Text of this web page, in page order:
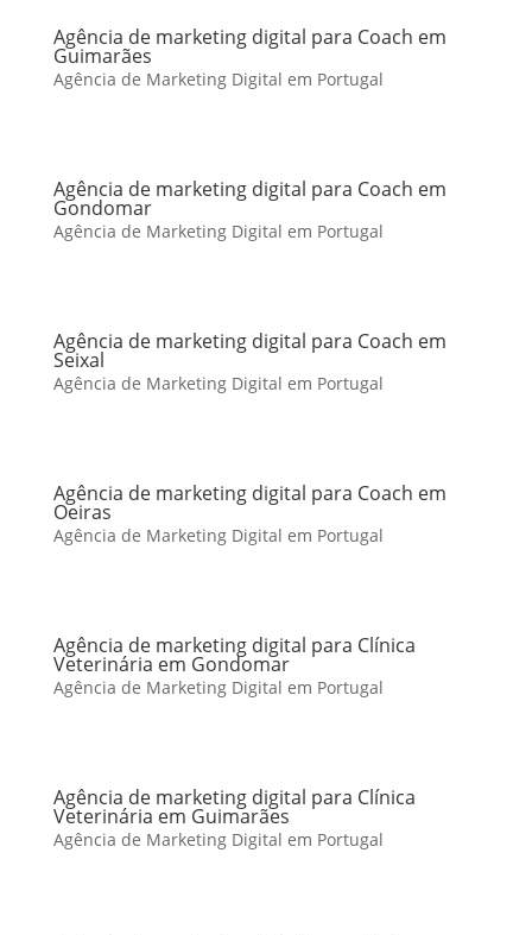
Agência de marketing digital para Coach em
Guimarães
Agência de Marketing Digital em Portugal
Agência de marketing digital para Coach em
Gondomar
Agência de Marketing Digital em Portugal
Agência de marketing digital para Coach em
Seixal
Agência de Marketing Digital em Portugal
Agência de marketing digital para Coach em
Oeiras
Agência de Marketing Digital em Portugal
Agência de marketing digital para Clínica
Veterinária em Gondomar
Agência de Marketing Digital em Portugal
Agência de marketing digital para Clínica
Veterinária em Guimarães
Agência de Marketing Digital em Portugal